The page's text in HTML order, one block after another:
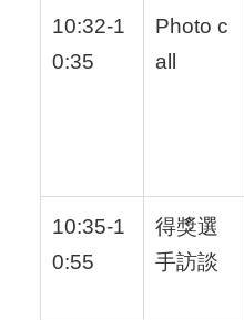
10:32-1
0:35
Photo c
all
10:35-1
0:55
得獎選
手訪談